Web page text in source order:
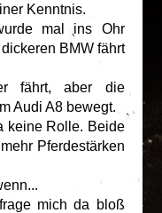
Kenntnis.
mal ins Ohr
BMW fährt
fährt, aber die
Audi A8 bewegt.
keine Rolle. Beide
Pferdestärken
mich da bloß